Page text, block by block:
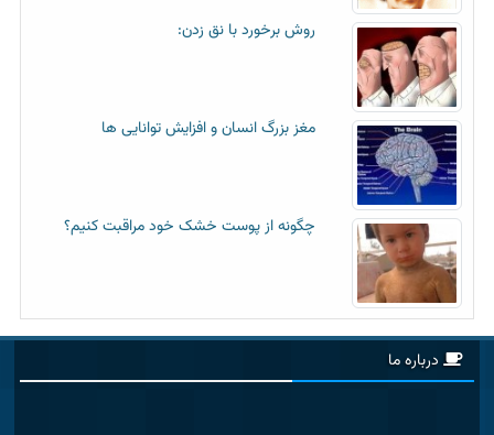
روش برخورد با نق زدن:
مغز بزرگ انسان و افزایش توانایی ها
چگونه از پوست خشک خود مراقبت کنیم؟
درباره ما